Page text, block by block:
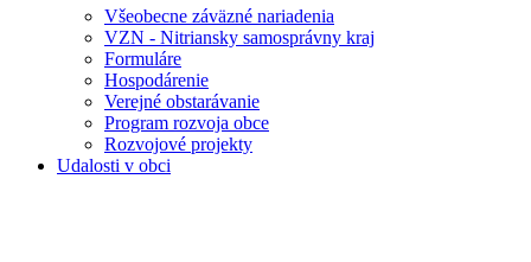
Všeobecne záväzné nariadenia
VZN - Nitriansky samosprávny kraj
Formuláre
Hospodárenie
Verejné obstarávanie
Program rozvoja obce
Rozvojové projekty
Udalosti v obci